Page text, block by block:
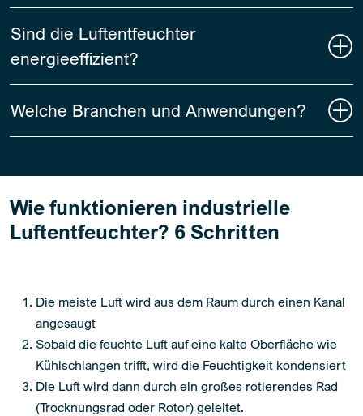
Sind die Luftentfeuchter
energieeffizient?
Welche Branchen und Anwendungen?
Wie funktionieren industrielle
Luftentfeuchter? 6 Schritten
Die meiste Luft wird aus dem Raum durch einen Kanal
angesaugt
Sobald die feuchte Luft auf eine kalte Oberfläche wie
Kühlschlangen trifft, wird die Feuchtigkeit kondensiert
Die Luft wird dann durch ein großes rotierendes Rad
(Trocknungsrad oder Rotor) geleitet.